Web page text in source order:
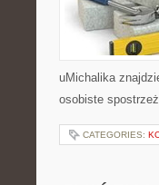
uMichalika
osobiste
CATEGORIES: